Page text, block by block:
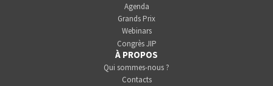
Agenda
Grands Prix
Webinars
Congrès JIP
À PROPOS
Qui sommes-nous ?
Contacts